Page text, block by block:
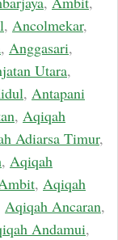
, Ancolmekar,
, Anggasari,
Utara,
, Antapani
, Aqiqah
Adiarsa Timur,
, Aqiqah
, Aqiqah
Aqiqah Ancaran,
Andamui,